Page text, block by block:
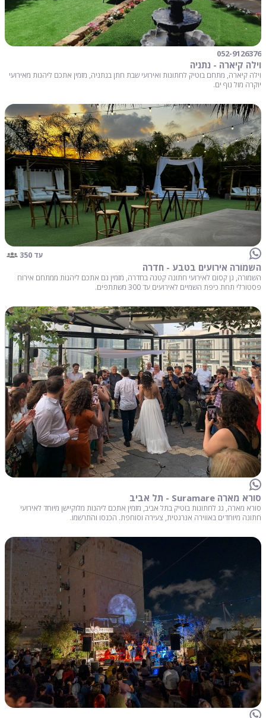
052-9126376
וילה קיארה - נתניה
וילה קיארה, מתחם בוטיק לחתונות ואירועי שבת חתן בנתניה, מזמין אתכם ליהנות מאירועי
יוקרה מול נוף ים.
עד 350
השמורה אירועים בטבע - חדרה
השמורה, גן קסום לאירועי חתונה קטנה בחדרה, מזמין גם אתכם ליהנות ממתחם אירוח
פסטורלי תחת כיפת השמיים לאירועים עד 300 משתתפים.
סורא מארה Suramare - תל אביב
סורא מארה, גג לחתונות בוטיק בתל אביב, מזמין אתכם ליהנות מלוקיישן מיוחד לאירועי
חתונה מיוחדים באווירה אנרגטית, צעירה וסוחפת. הכנסו והתרשמו.